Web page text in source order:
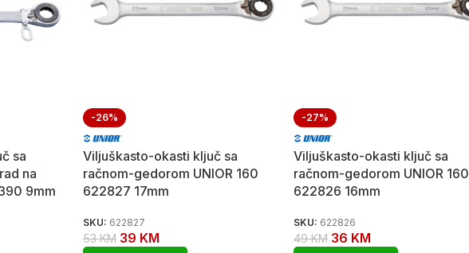
sa
na
9mm
-26%
Viljuškasto-okasti ključ sa
račnom-gedorom UNIOR 160
622827 17mm
SKU: 622827
53KM 39 KM
-27%
Viljuškasto-okasti ključ sa
račnom-gedorom UNIOR 160
622826 16mm
SKU: 622826
49KM 36 KM